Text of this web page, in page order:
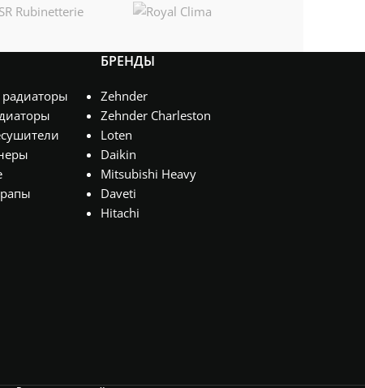
БРЕНДЫ
Zehnder
Zehnder Charleston
Loten
Daikin
Mitsubishi Heavy
Daveti
Hitachi